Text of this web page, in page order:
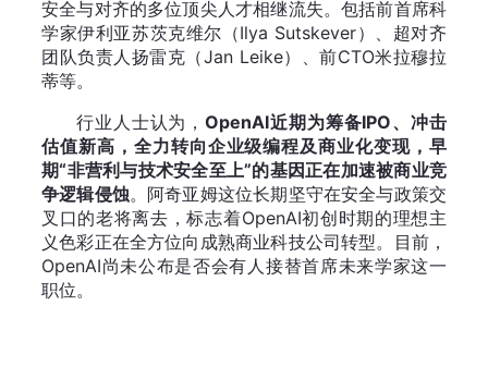
安全与对齐的多位顶尖人才相继流失。包括前首席科
学家伊利亚苏茨克维尔（Ilya Sutskever）、超对齐
团队负责人扬雷克（Jan Leike）、前CTO米拉穆拉
蒂等。
行业人士认为，OpenAI近期为筹备IPO、冲击
估值新高，全力转向企业级编程及商业化变现，早
期“非营利与技术安全至上”的基因正在加速被商业竞
争逻辑侵蚀。阿奇亚姆这位长期坚守在安全与政策交
叉口的老将离去，标志着OpenAI初创时期的理想主
义色彩正在全方位向成熟商业科技公司转型。目前，
OpenAI尚未公布是否会有人接替首席未来学家这一
职位。